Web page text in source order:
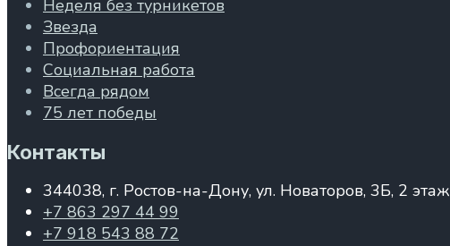
Неделя без турникетов
Звезда
Профориентация
Социальная работа
Всегда рядом
75 лет победы
Контакты
344038, г. Ростов-на-Дону, ул. Новаторов, 3Б, 2 этаж
+7 863 297 44 99
+7 918 543 88 72